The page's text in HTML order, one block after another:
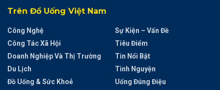
Trên Đồ Uống Việt Nam
Công Nghệ
Công Tác Xã Hội
Doanh Nghiệp Và Thị Trường
Du Lịch
Đồ Uống & Sức Khoẻ
Sự Kiện – Vấn Đề
Tiêu Điểm
Tin Nổi Bật
Tình Nguyện
Uống Đúng Điệu